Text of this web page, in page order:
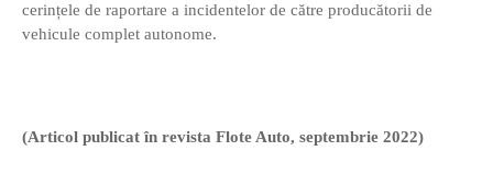
cerințele de raportare a incidentelor de către producătorii de
vehicule complet autonome.
(Articol publicat în revista Flote Auto, septembrie 2022)